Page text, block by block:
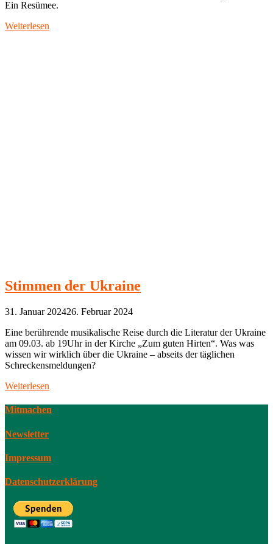
Ein Resümee.
Weiterlesen
Stimmen der Ukraine
31. Januar 202426. Februar 2024
Eine berührende musikalische Reise durch die Literatur der Ukraine
am 09.03. ab 19Uhr in der Kirche „Zum guten Hirten“. Was was
wissen wir wirklich über die Ukraine – abseits der täglichen
Schreckensmeldungen?
Weiterlesen
Mitmachen
Newsletter
Impressum
Datenschutzerklärung